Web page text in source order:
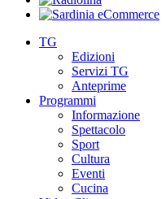
TG
Edizioni
Servizi TG
Anteprime
Programmi
Informazione
Spettacolo
Sport
Cultura
Eventi
Cucina